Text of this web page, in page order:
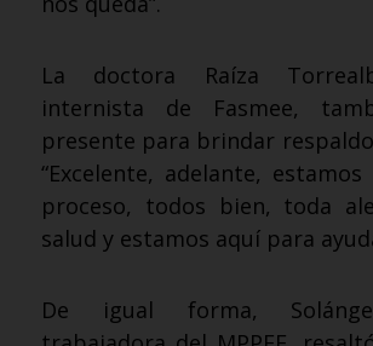
La doctora Raíza
internista de Fasmee,
presente para brindar
“Excelente, adelante,
proceso, todos bien, toda
salud y estamos aquí para
De igual forma,